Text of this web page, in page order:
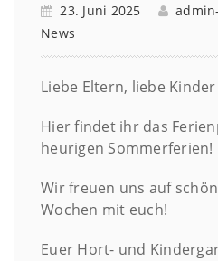
23. Juni 2025
News
Liebe Eltern, liebe Kinder
Hier findet ihr das
heurigen Sommerferien!
Wir freuen uns auf
Wochen mit euch!
Euer Hort- und